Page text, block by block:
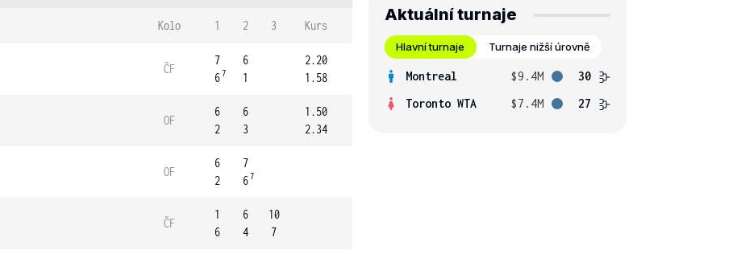
Kolo 1 2 3 Kurs
ČF
7
67
6
1
2.20
1.58
OF
6
2
6
3
1.50
2.34
OF
6
2
7
67
ČF
1
6
6
4
10
7
Aktuální turnaje
Hlavní turnaje Turnaje nižší úrovně
Montreal $9.4M
30
Toronto WTA
$7.4M 27